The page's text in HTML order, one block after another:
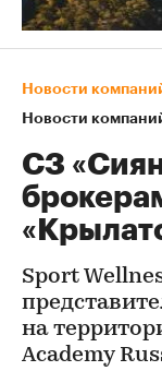
Новости
Новости
СЗ
Sport
на
Academy